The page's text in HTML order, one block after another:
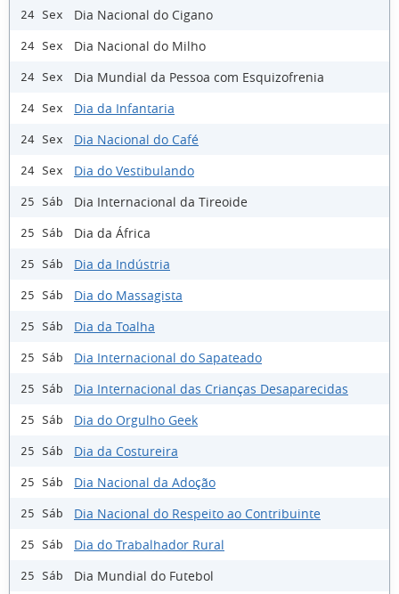
24 Sex Dia Nacional do Cigano
24 Sex Dia Nacional do Milho
24 Sex Dia Mundial da Pessoa com Esquizofrenia
24 Sex Dia da Infantaria
24 Sex Dia Nacional do Café
24 Sex Dia do Vestibulando
25 Sáb Dia Internacional da Tireoide
25 Sáb Dia da África
25 Sáb Dia da Indústria
25 Sáb Dia do Massagista
25 Sáb Dia da Toalha
25 Sáb Dia Internacional do Sapateado
25 Sáb Dia Internacional das Crianças Desaparecidas
25 Sáb Dia do Orgulho Geek
25 Sáb Dia da Costureira
25 Sáb Dia Nacional da Adoção
25 Sáb Dia Nacional do Respeito ao Contribuinte
25 Sáb Dia do Trabalhador Rural
25 Sáb Dia Mundial do Futebol